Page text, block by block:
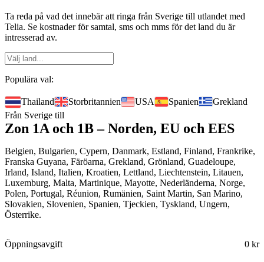
Ta reda på vad det innebär att ringa från Sverige till utlandet med
Telia. Se kostnader för samtal, sms och mms för det land du är
intresserad av.
Populära val:
Thailand Storbritannien USA Spanien
Grekland
Från Sverige till
Zon 1A och 1B – Norden, EU och EES
Belgien, Bulgarien, Cypern, Danmark, Estland, Finland, Frankrike,
Franska Guyana, Färöarna, Grekland, Grönland, Guadeloupe,
Irland, Island, Italien, Kroatien, Lettland, Liechtenstein, Litauen,
Luxemburg, Malta, Martinique, Mayotte, Nederländerna, Norge,
Polen, Portugal, Réunion, Rumänien, Saint Martin, San Marino,
Slovakien, Slovenien, Spanien, Tjeckien, Tyskland, Ungern,
Österrike.
Öppningsavgift 0 kr